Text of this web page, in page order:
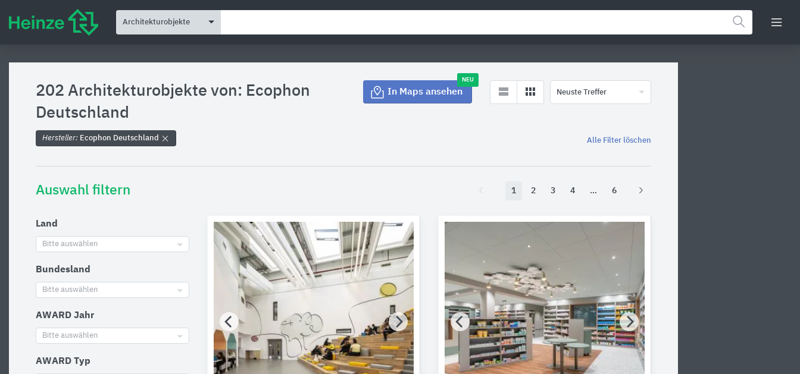
Architekturobjekte
202 Architekturobjekte von: Ecophon
Deutschland
In Maps ansehen
NEU
Neuste Treffer
Hersteller: Ecophon Deutschland Alle Filter löschen
Auswahl filtern
Land
Bitte auswählen
Bundesland
Bitte auswählen
AWARD Jahr
Bitte auswählen
AWARD Typ
1 2 3 4 6